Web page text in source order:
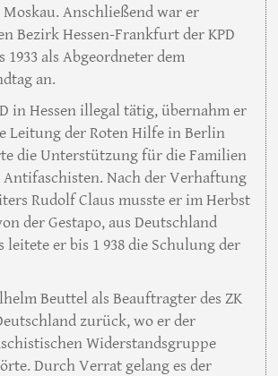
Anschließend war er
Bezirk Hessen-Frankfurt der KPD
1933 als Abgeordneter dem
an.
in Hessen illegal tätig, übernahm er
Leitung der Roten Hilfe in Berlin
die Unterstützung für die Familien
Nach der Verhaftung
Rudolf Claus musste er im Herbst
der Gestapo, aus Deutschland
leitete er bis 1 938 die Schulung der
Beuttel als Beauftragter des ZK
zurück, wo er der
Widerstandsgruppe
Durch Verrat gelang es der